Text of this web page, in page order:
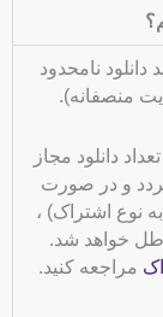
نامحدود
منصفانه).
دانلود مجاز
و در صورت
نوع اشتراک) ،
خواهد شد.
مراجعه کنید.